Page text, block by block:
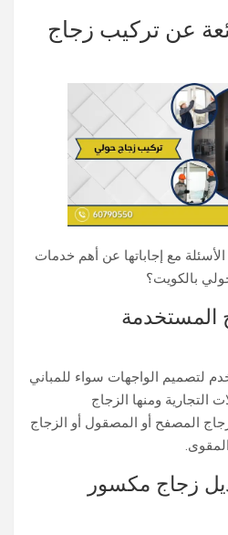
عن تركيب زجاج
مع إجاباتها عن أهم خدمات
بالكويت؟
المستخدمة
لتصميم الواجهات سواء للمباني
التجارية ومنها الزجاج
المصفح أو المصقول أو الزجاج
زجاج مكسور